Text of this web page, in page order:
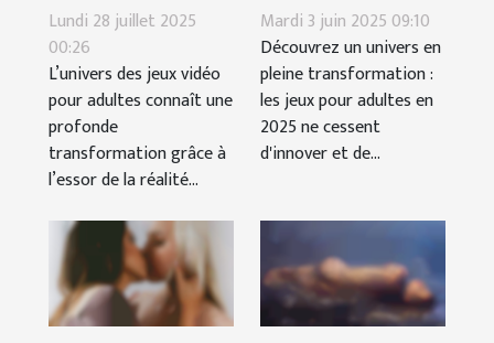
virtuelle
transforment-
ils l'industrie
des jeux pour
adultes ?
Lundi 28 juillet 2025
00:26
L’univers des jeux vidéo
pour adultes connaît une
profonde
transformation grâce à
l’essor de la réalité...
émergentes des
jeux pour
adultes en 2025
Mardi 3 juin 2025 09:10
Découvrez un univers en
pleine transformation :
les jeux pour adultes en
2025 ne cessent
d'innover et de...